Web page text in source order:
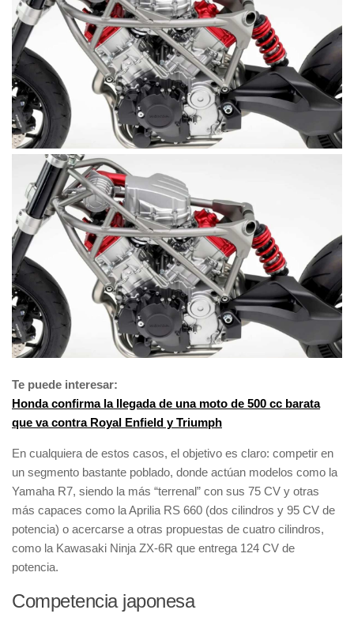
Te puede interesar:
Honda confirma la llegada de una moto de 500 cc barata
que va contra Royal Enfield y Triumph
En cualquiera de estos casos, el objetivo es claro: competir en
un segmento bastante poblado, donde actúan modelos como la
Yamaha R7, siendo la más “terrenal” con sus 75 CV y otras
más capaces como la Aprilia RS 660 (dos cilindros y 95 CV de
potencia) o acercarse a otras propuestas de cuatro cilindros,
como la Kawasaki Ninja ZX-6R que entrega 124 CV de
potencia.
Competencia japonesa